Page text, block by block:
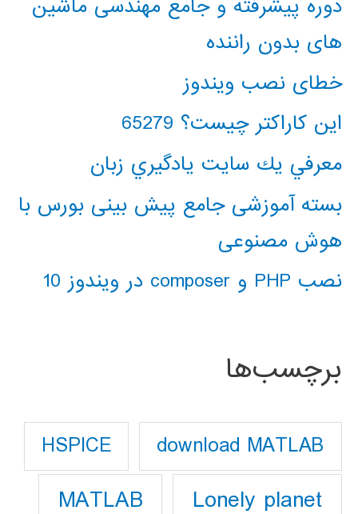
دوره پیشرفته و جامع مهندسی ماشین
های بدون راننده
خطای نصب ویندوز
این کاراکتر چیست؟ 65279
معرفي يك سايت يادگيري زبان
بسته آموزشی جامع پیش بینی بورس با
هوش مصنوعی
نصب PHP و composer در ویندوز 10
برچسب‌ها
download MATLAB
HSPICE
Lonely planet
MATLAB